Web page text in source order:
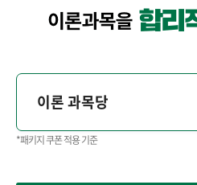
이론 과목당
*패키지 쿠폰 적용 기준